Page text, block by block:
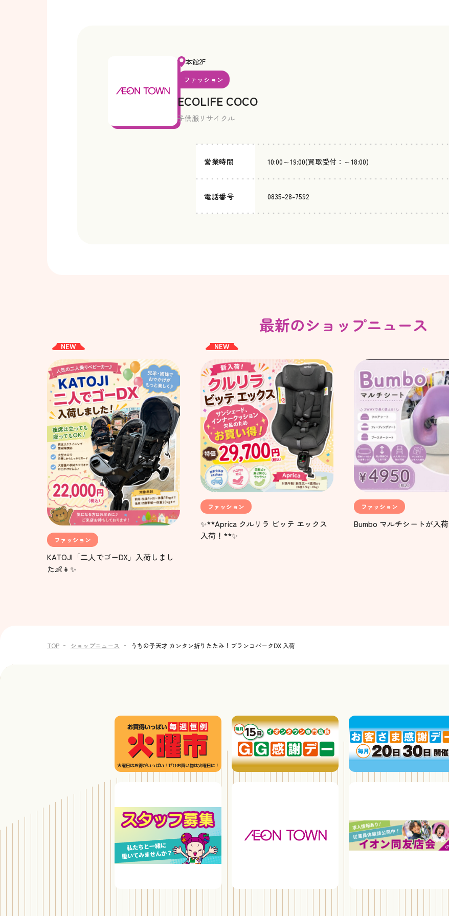
本館2F
ファッション
ECOLIFE COCO
子供服リサイクル
営業時間 10:00～19:00(買取受付：～18:00)
電話番号 0835-28-7592
最新のショップニュース
NEW
ファッション
KATOJI「二人でゴーDX」入荷しまし
た👶👧✨
NEW
ファッション
✨**Aprica クルリラ ビッテ エックス
入荷！**✨
ファッション
Bumbo マルチシートが入荷
TOP ショップニュース うちの子天才 カンタン折りたたみ！ブランコパークDX 入荷